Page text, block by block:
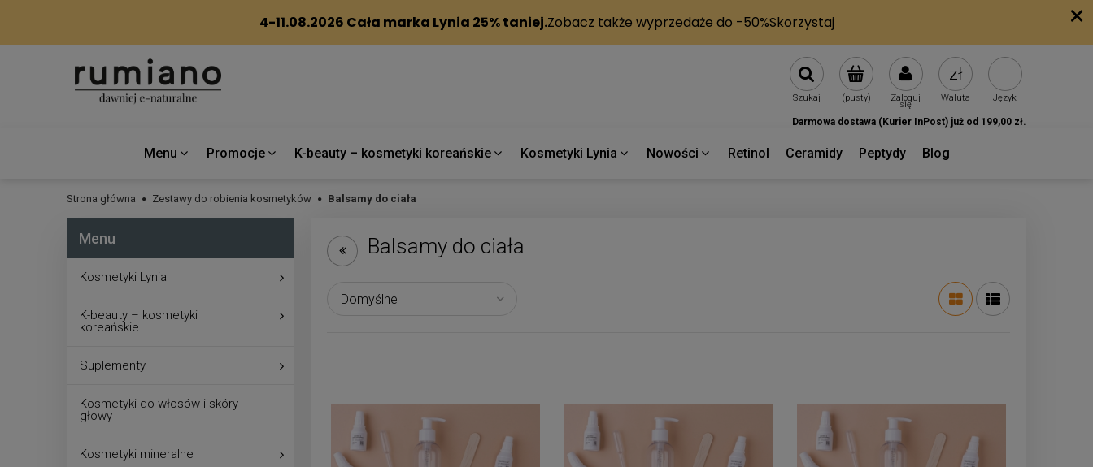
(pusty) Zaloguj
się
Szukaj Waluta Język
Darmowa dostawa (Kurier InPost) już od 199,00 zł.
Menu Promocje K-beauty – kosmetyki koreańskie Kosmetyki Lynia Nowości Retinol Ceramidy Peptydy Blog
Strona główna Zestawy do robienia kosmetyków Balsamy do ciała
Menu
Kosmetyki Lynia
K-beauty – kosmetyki
koreańskie
Suplementy
Kosmetyki do włosów i skóry
głowy
Kosmetyki mineralne
Balsamy do ciała